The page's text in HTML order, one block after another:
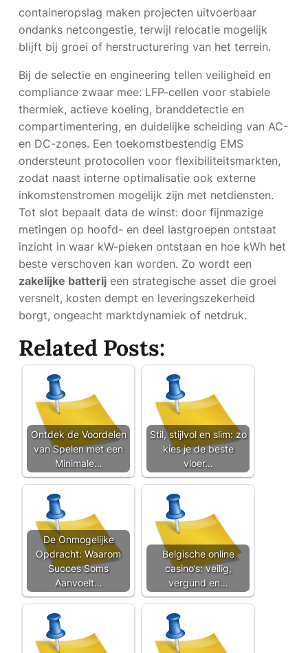
containeropslag maken projecten uitvoerbaar
ondanks netcongestie, terwijl relocatie mogelijk
blijft bij groei of herstructurering van het terrein.
Bij de selectie en engineering tellen veiligheid en
compliance zwaar mee: LFP-cellen voor stabiele
thermiek, actieve koeling, branddetectie en
compartimentering, en duidelijke scheiding van AC-
en DC-zones. Een toekomstbestendig EMS
ondersteunt protocollen voor flexibiliteitsmarkten,
zodat naast interne optimalisatie ook externe
inkomstenstromen mogelijk zijn met netdiensten.
Tot slot bepaalt data de winst: door fijnmazige
metingen op hoofd- en deel lastgroepen ontstaat
inzicht in waar kW-pieken ontstaan en hoe kWh het
beste verschoven kan worden. Zo wordt een
zakelijke batterij een strategische asset die groei
versnelt, kosten dempt en leveringszekerheid
borgt, ongeacht marktdynamiek of netdruk.
Related Posts:
Ontdek de Voordelen
van Spelen met een
Minimale…
Stil, stijlvol en slim: zo
kies je de beste
vloer…
De Onmogelijke
Opdracht: Waarom
Succes Soms
Aanvoelt…
Belgische online
casino’s: veilig,
vergund en…